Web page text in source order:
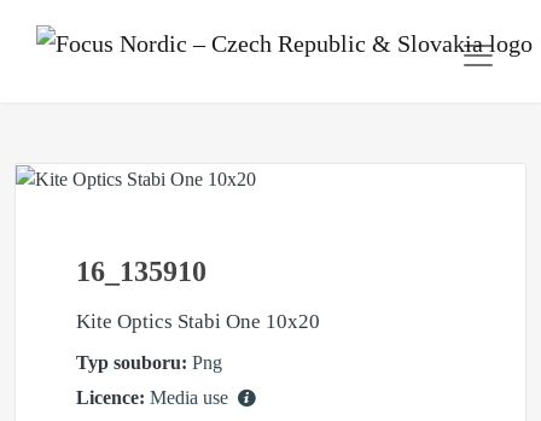
16_135910
Kite Optics Stabi One 10x20
Typ souboru: Png
Licence: Media use